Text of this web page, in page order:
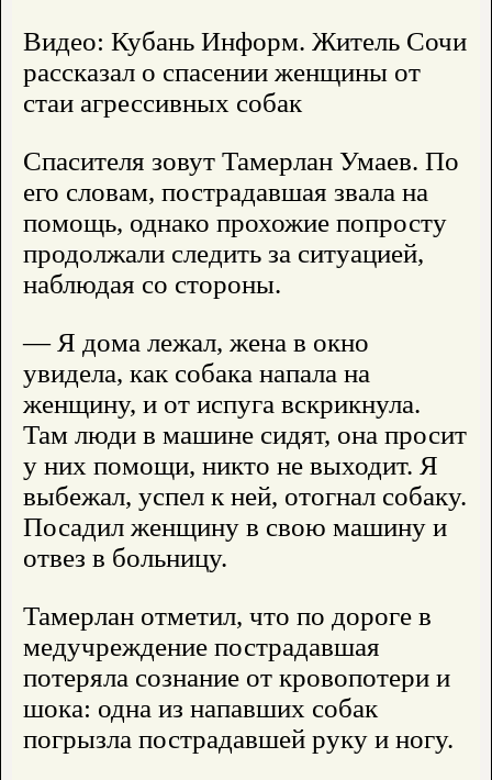
Видео: Кубань Информ. Житель Сочи
рассказал о спасении женщины от
стаи агрессивных собак
Спасителя зовут Тамерлан Умаев. По
его словам, пострадавшая звала на
помощь, однако прохожие попросту
продолжали следить за ситуацией,
наблюдая со стороны.
— Я дома лежал, жена в окно
увидела, как собака напала на
женщину, и от испуга вскрикнула.
Там люди в машине сидят, она просит
у них помощи, никто не выходит. Я
выбежал, успел к ней, отогнал собаку.
Посадил женщину в свою машину и
отвез в больницу.
Тамерлан отметил, что по дороге в
медучреждение пострадавшая
потеряла сознание от кровопотери и
шока: одна из напавших собак
погрызла пострадавшей руку и ногу.